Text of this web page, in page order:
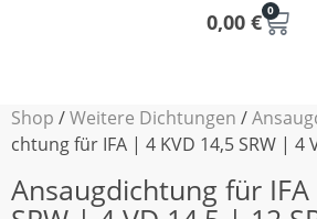
0,00 € 0
Shop /Weitere Dichtungen /
chtung für IFA | 4 KVD 14,5 SRW | 4
Ansaugdichtung für